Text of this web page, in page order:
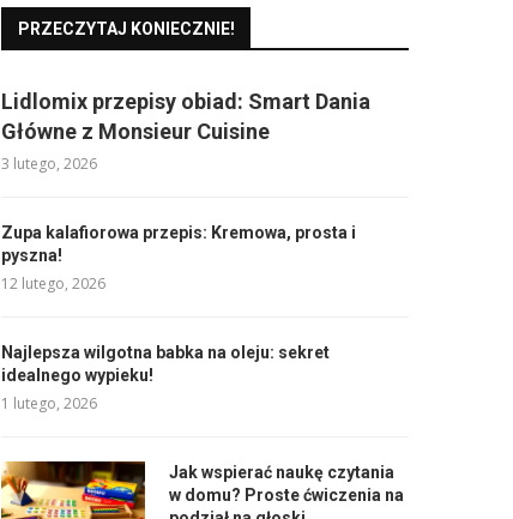
PRZECZYTAJ KONIECZNIE!
Lidlomix przepisy obiad: Smart Dania
Główne z Monsieur Cuisine
3 lutego, 2026
Zupa kalafiorowa przepis: Kremowa, prosta i
pyszna!
12 lutego, 2026
Najlepsza wilgotna babka na oleju: sekret
idealnego wypieku!
1 lutego, 2026
Jak wspierać naukę czytania
w domu? Proste ćwiczenia na